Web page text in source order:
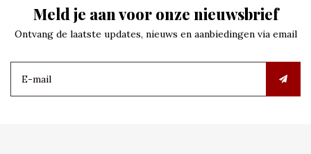
Meld je aan voor onze nieuwsbrief
Ontvang de laatste updates, nieuws en aanbiedingen via email